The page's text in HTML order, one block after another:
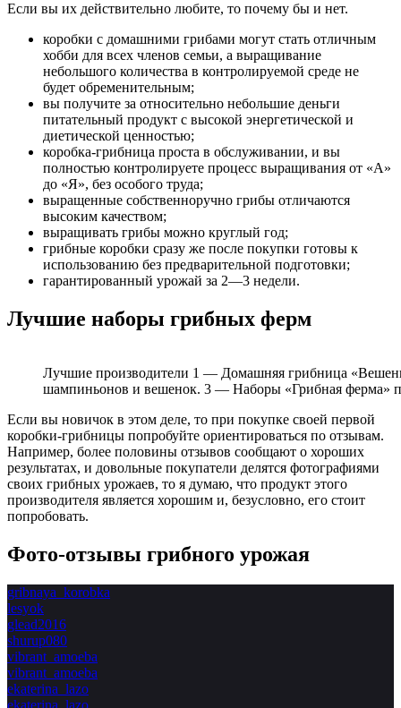
Если вы их действительно любите, то почему бы и нет.
коробки с домашними грибами могут стать отличным
хобби для всех членов семьи, а выращивание
небольшого количества в контролируемой среде не
будет обременительным;
вы получите за относительно небольшие деньги
питательный продукт с высокой энергетической и
диетической ценностью;
коробка-грибница проста в обслуживании, и вы
полностью контролируете процесс выращивания от «А»
до «Я», без особого труда;
выращенные собственноручно грибы отличаются
высоким качеством;
выращивать грибы можно круглый год;
грибные коробки сразу же после покупки готовы к
использованию без предварительной подготовки;
гарантированный урожай за 2—3 недели.
Лучшие наборы грибных ферм
Лучшие производители 1 — Домашняя грибница
шампиньонов и вешенок. 3 — Наборы «Грибная ферма»
Если вы новичок в этом деле, то при покупке своей первой
коробки-грибницы попробуйте ориентироваться по отзывам.
Например, более половины отзывов сообщают о хороших
результатах, и довольные покупатели делятся фотографиями
своих грибных урожаев, то я думаю, что продукт этого
производителя является хорошим и, безусловно, его стоит
попробовать.
Фото-отзывы грибного урожая
gribnaya_korobka
lesyok
glead2016
shurup080
vibrant_amoeba
vibrant_amoeba
ekaterina_lazo
ekaterina_lazo